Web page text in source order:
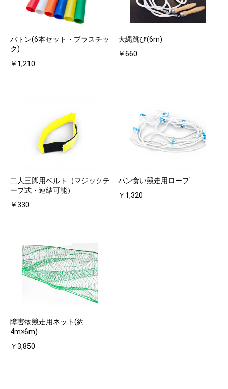
バトン(6本セット・プラスチッ
ク)
￥1,210
大縄跳び(6m)
￥660
二人三脚用ベルト（マジックテ
ープ式・連結可能）
￥330
パン食い競走用ロープ
￥1,320
障害物競走用ネット(約
4m×6m)
￥3,850